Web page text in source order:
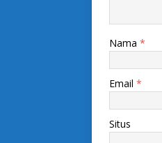
Nama *
Email *
Situs